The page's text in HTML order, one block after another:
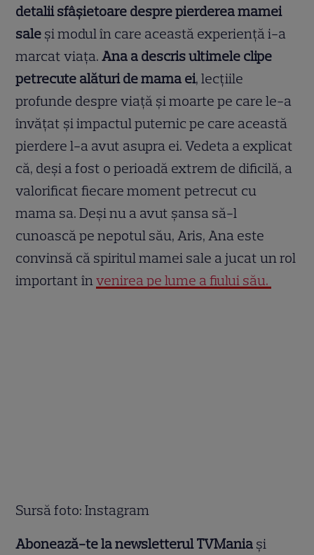
detalii sfâșietoare despre pierderea mamei
sale și modul în care această experiență i-a
marcat viața. Ana a descris ultimele clipe
petrecute alături de mama ei, lecțiile
profunde despre viață și moarte pe care le-a
învățat și impactul puternic pe care această
pierdere l-a avut asupra ei. Vedeta a explicat
că, deși a fost o perioadă extrem de dificilă, a
valorificat fiecare moment petrecut cu
mama sa. Deși nu a avut șansa să-l
cunoască pe nepotul său, Aris, Ana este
convinsă că spiritul mamei sale a jucat un rol
important învenirea pe lume a fiului său.
Sursă foto: Instagram
Abonează-te la newsletterul TVMania și